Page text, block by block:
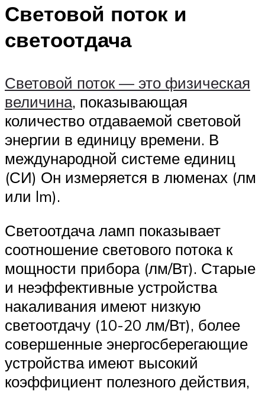
Световой поток и
светоотдача
Световой поток — это физическая
величина, показывающая
количество отдаваемой световой
энергии в единицу времени. В
международной системе единиц
(СИ) Он измеряется в люменах (лм
или lm).
Светоотдача ламп показывает
соотношение светового потока к
мощности прибора (лм/Вт). Старые
и неэффективные устройства
накаливания имеют низкую
светоотдачу (10-20 лм/Вт), более
совершенные энергосберегающие
устройства имеют высокий
коэффициент полезного действия,